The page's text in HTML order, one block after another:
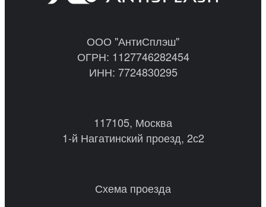
ООО "АнтиСплэш"
ОГРН: 1127746282454
ИНН: 7724830295
117105, Москва
1-й Нагатинский проезд, 2с2
Схема проезда